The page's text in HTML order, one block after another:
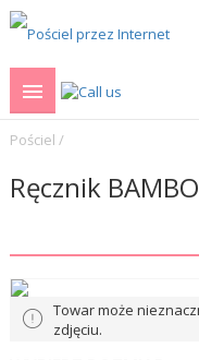
Pościel /
Ręcznik
Towar może
zdjęciu.